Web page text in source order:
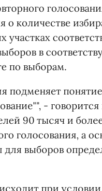
о количестве
участках
в
по выборам.
подменяет
-
90 тысяч и
голосования, а
выборов
при